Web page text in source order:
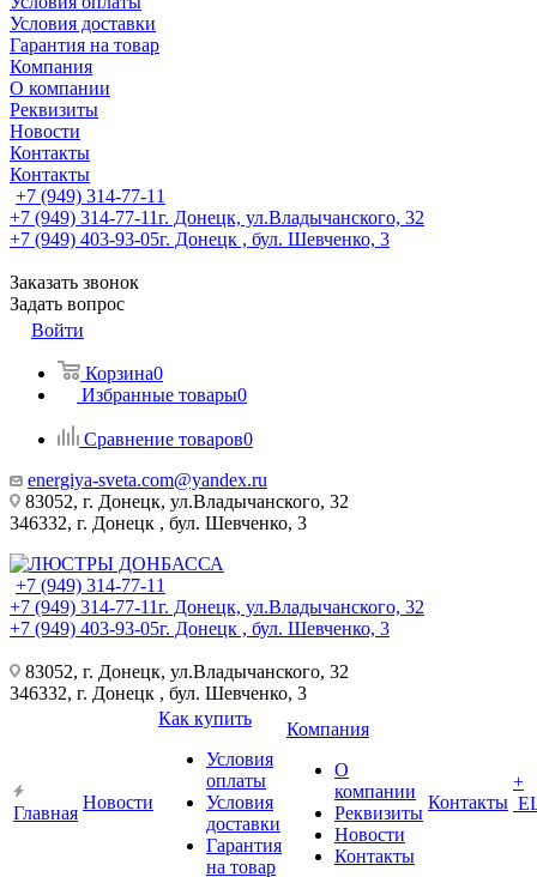
Условия доставки
Гарантия на товар
Компания
О компании
Реквизиты
Новости
Контакты
Контакты
+7 (949) 314-77-11
+7 (949) 314-77-11г. Донецк, ул.Владычанского, 32
+7 (949) 403-93-05г. Донецк , бул. Шевченко, 3
Заказать звонок
Задать вопрос
Войти
Корзина0
Избранные товары0
Сравнение товаров0
energiya-sveta.com@yandex.ru
83052, г. Донецк, ул.Владычанского, 32
346332, г. Донецк , бул. Шевченко, 3
+7 (949) 314-77-11
+7 (949) 314-77-11г. Донецк, ул.Владычанского, 32
+7 (949) 403-93-05г. Донецк , бул. Шевченко, 3
83052, г. Донецк, ул.Владычанского, 32
346332, г. Донецк , бул. Шевченко, 3
Главная
Новости
Как купить
Условия
оплаты
Условия
доставки
Гарантия
на товар
Компания
О
компании
Реквизиты
Новости
Контакты
Контакты
+